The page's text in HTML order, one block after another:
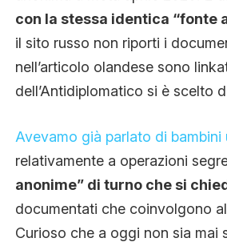
con la stessa identica “fonte
il sito russo non riporti i
nell’articolo olandese sono
dell’Antidiplomatico si è scelto
Avevamo già parlato di bambini
relativamente a operazioni
anonime” di turno che si
documentati che coinvolgono
Curioso che a oggi non sia mai